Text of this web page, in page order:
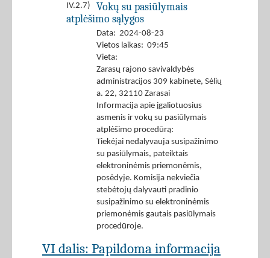
IV.2.7)
Vokų su pasiūlymais
atplėšimo sąlygos
Data: 2024-08-23
Vietos laikas: 09:45
Vieta:
Zarasų rajono savivaldybės
administracijos 309 kabinete, Sėlių
a. 22, 32110 Zarasai
Informacija apie įgaliotuosius
asmenis ir vokų su pasiūlymais
atplėšimo procedūrą:
Tiekėjai nedalyvauja susipažinimo
su pasiūlymais, pateiktais
elektroninėmis priemonėmis,
posėdyje. Komisija nekviečia
stebėtojų dalyvauti pradinio
susipažinimo su elektroninėmis
priemonėmis gautais pasiūlymais
procedūroje.
VI dalis: Papildoma informacija